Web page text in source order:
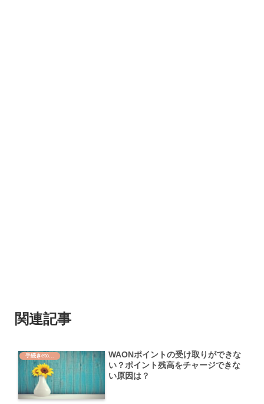
関連記事
手続きetc...
WAONポイントの受け取りができな
い？ポイント残高をチャージできな
い原因は？